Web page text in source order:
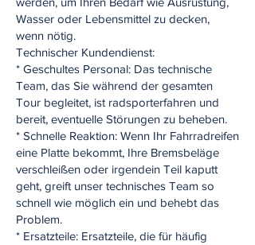
Wasser oder Lebensmittel zu decken,
wenn nötig.
Technischer Kundendienst:
* Geschultes Personal: Das technische
Team, das Sie während der gesamten
Tour begleitet, ist radsporterfahren und
bereit, eventuelle Störungen zu beheben.
* Schnelle Reaktion: Wenn Ihr Fahrradreifen
eine Platte bekommt, Ihre Bremsbeläge
verschleißen oder irgendein Teil kaputt
geht, greift unser technisches Team so
schnell wie möglich ein und behebt das
Problem.
* Ersatzteile: Ersatzteile, die für häufig